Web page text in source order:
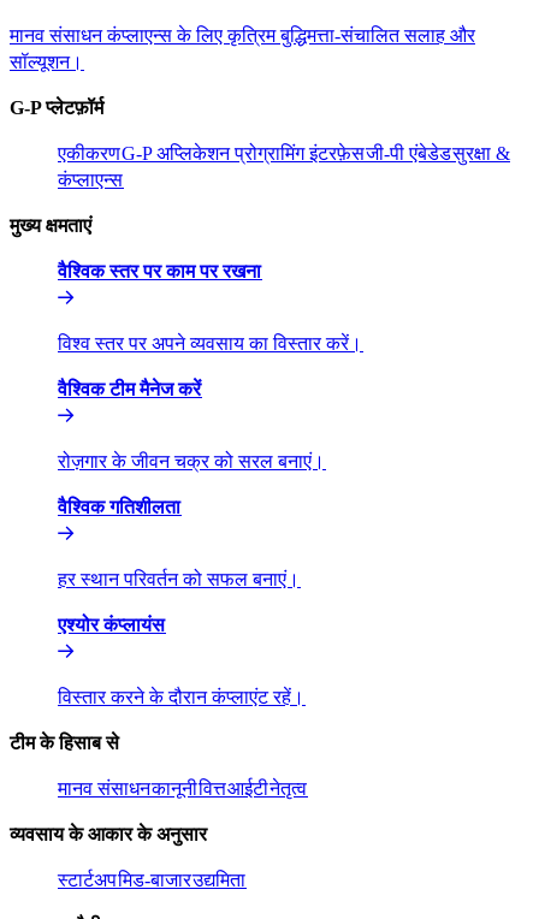
मानव संसाधन कंप्लाएन्स के लिए कृत्रिम बुद्धिमत्ता-संचालित सलाह और
सॉल्यूशन।​​
G-P प्लेटफ़ॉर्म​​
एकीकरण​​G-P अप्लिकेशन प्रोग्रामिंग इंटरफ़ेस​​जी-पी एंबेडेड​​सुरक्षा &
कंप्लाएन्स​​
मुख्य क्षमताएं​​
वैश्विक स्तर पर काम पर रखना​​
विश्व स्तर पर अपने व्यवसाय का विस्तार करें।​​
वैश्विक टीम मैनेज करें​​
रोज़गार के जीवन चक्र को सरल बनाएं।​​
वैश्विक गतिशीलता​​
हर स्थान परिवर्तन को सफल बनाएं।​​
एश्योर कंप्लायंस​​
विस्तार करने के दौरान कंप्लाएंट रहें।​​
टीम के हिसाब से​​
मानव संसाधन​​कानूनी​​वित्त​​आईटी​​नेतृत्व​​
व्यवसाय के आकार के अनुसार​​
स्टार्टअप​​मिड-बाजार​​उद्यमिता​​